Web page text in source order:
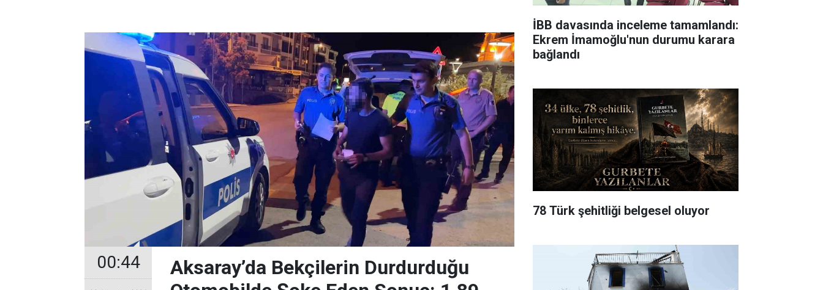
00:44
Aksaray’da Bekçilerin Durdurduğu
İBB davasında inceleme tamamlandı:
Ekrem İmamoğlu'nun durumu karara
bağlandı
78 Türk şehitliği belgesel oluyor